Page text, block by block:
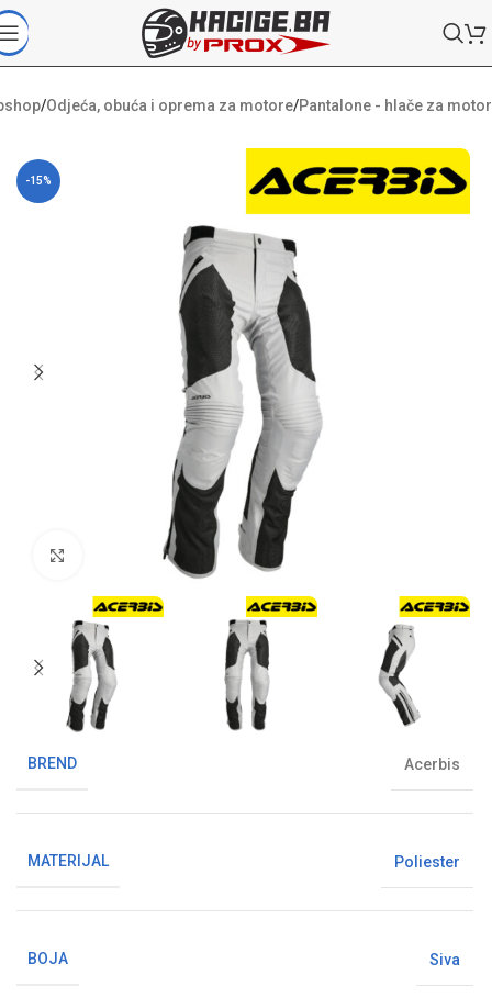
/Odjeća, obuća i oprema za motore/Pantalone - hlače za motor
-15%
Klikni da uvećaš sliku
BREND Acerbis
MATERIJAL Poliester
BOJA Siva